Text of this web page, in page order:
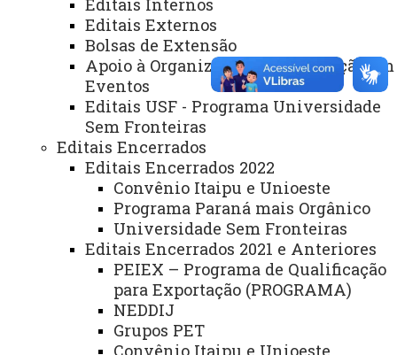
Editais Internos
Editais Externos
Bolsas de Extensão
Apoio à Organização e Participação em
Eventos
Editais USF - Programa Universidade
Sem Fronteiras
Editais Encerrados
Editais Encerrados 2022
Convênio Itaipu e Unioeste
Programa Paraná mais Orgânico
Universidade Sem Fronteiras
Editais Encerrados 2021 e Anteriores
PEIEX – Programa de Qualificação
para Exportação (PROGRAMA)
NEDDIJ
Grupos PET
Convênio Itaipu e Unioeste
REITORIA
Secretaria Geral
Gabinete Reitoria
Secretaria dos Conselhos Superiores
PRÓ-REITORIAS
Administração e Finanças
Pesquisa/Pós Graduação
Recursos Humanos
Planejamento